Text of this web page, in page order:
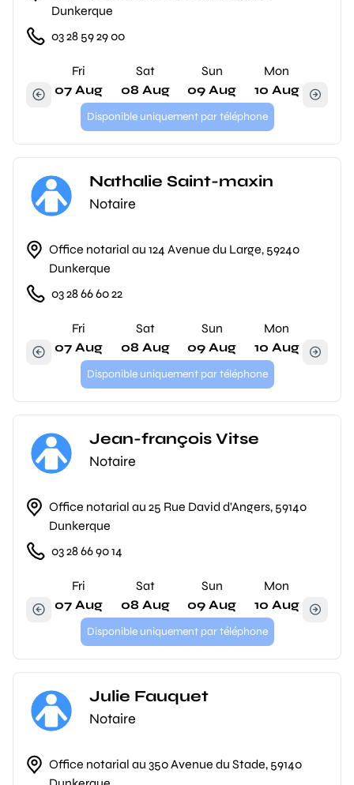
Dunkerque
03 28 59 29 00
Fri
07 Aug
Sat
08 Aug
Sun
09 Aug
Mon
10 Aug
Disponible uniquement par téléphone
Nathalie Saint-maxin
Notaire
Office notarial au 124 Avenue du Large, 59240
Dunkerque
03 28 66 60 22
Fri
07 Aug
Sat
08 Aug
Sun
09 Aug
Mon
10 Aug
Disponible uniquement par téléphone
Jean-françois Vitse
Notaire
Office notarial au 25 Rue David d'Angers, 59140
Dunkerque
03 28 66 90 14
Fri
07 Aug
Sat
08 Aug
Sun
09 Aug
Mon
10 Aug
Disponible uniquement par téléphone
Julie Fauquet
Notaire
Office notarial au 350 Avenue du Stade, 59140